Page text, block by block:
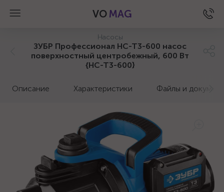
VO MAG
Насосы
ЗУБР Профессионал НС-Т3-600 насос
поверхностный центробежный, 600 Вт
{НС-Т3-600}
Описание Характеристики Файлы и